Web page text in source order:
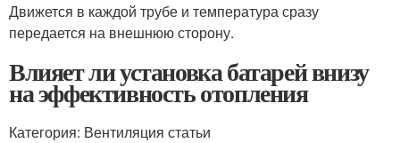
Движется в каждой трубе и температура сразу
передается на внешнюю сторону.
Влияет ли установка батарей внизу
на эффективность отопления
Категория: Вентиляция статьи